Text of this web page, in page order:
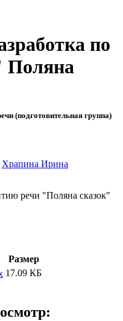
по
Поляна
(подготовительная группа)
Храпина Ирина
речи "Поляна сказок"
Размер
17.09 КБ